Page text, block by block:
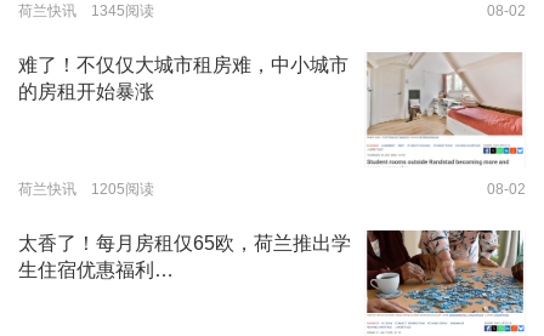
荷兰快讯 1345阅读 08-02
难了！不仅仅大城市租房难，中小城市
的房租开始暴涨
荷兰快讯 1205阅读 08-02
太香了！每月房租仅65欧，荷兰推出学
生住宿优惠福利…